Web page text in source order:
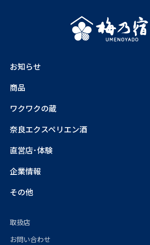
お知らせ
商品
ワクワクの蔵
奈良エクスペリエン酒
直営店･体験
企業情報
その他
取扱店
お問い合わせ